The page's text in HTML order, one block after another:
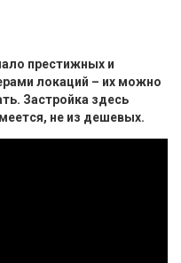
престижных и
локаций – их можно
Застройка здесь
не из дешевых.